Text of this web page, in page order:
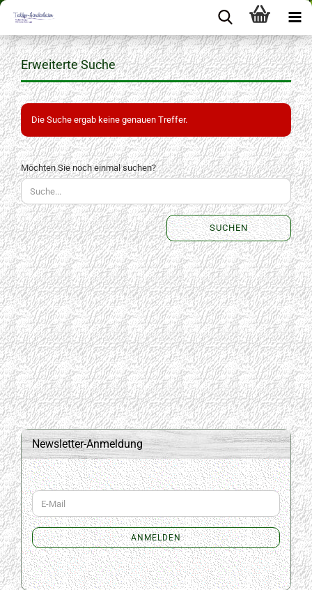
Erweiterte Suche
Die Suche ergab keine genauen Treffer.
MÖCHTEN
SIE
NOCH
EINMAL
SUCHEN?
Möchten Sie noch einmal suchen?
SUCHEN
Newsletter-Anmeldung
WEITER
ZUR
NEWSLETTER-
ANMELDUNG
E-
Mail
ANMELDEN